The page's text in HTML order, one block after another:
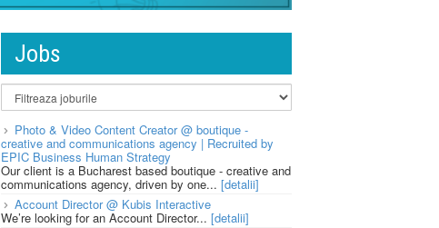
Jobs
Photo & Video Content Creator @ boutique -
creative and communications agency | Recruited by
EPIC Business Human Strategy
Our client is a Bucharest based boutique - creative and
communications agency, driven by one... [detalii]
Account Director @ Kubis Interactive
We’re looking for an Account Director... [detalii]